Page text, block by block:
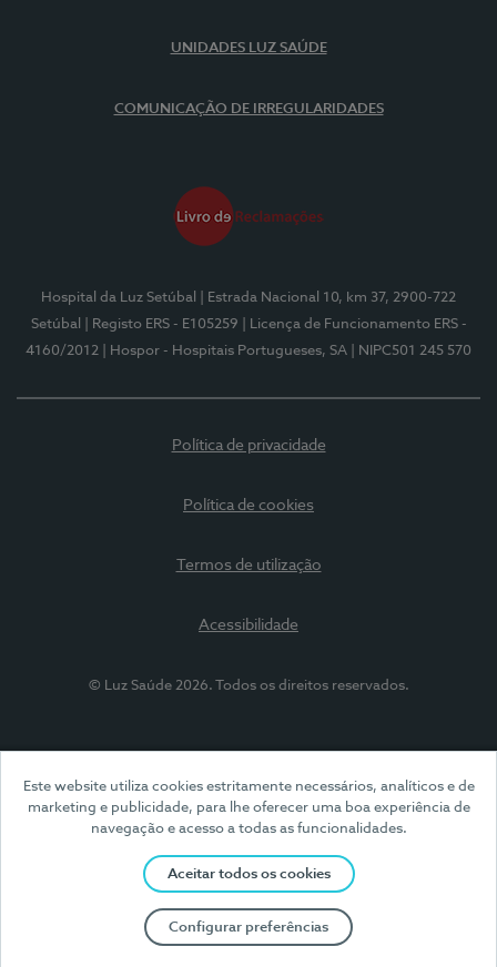
Este website utiliza cookies estritamente necessários, analíticos e de
marketing e publicidade, para lhe oferecer uma boa experiência de
navegação e acesso a todas as funcionalidades.
Aceitar todos os cookies
Configurar preferências
UNIDADES LUZ SAÚDE
COMUNICAÇÃO DE IRREGULARIDADES
Hospital da Luz Setúbal
| Estrada Nacional 10, km 37, 2900-722
Setúbal
| Registo ERS - E105259
| Licença de Funcionamento ERS -
4160/2012
| Hospor - Hospitais Portugueses, SA | NIPC501 245 570
Política de privacidade
Política de cookies
Termos de utilização
Acessibilidade
© Luz Saúde 2026. Todos os direitos reservados.